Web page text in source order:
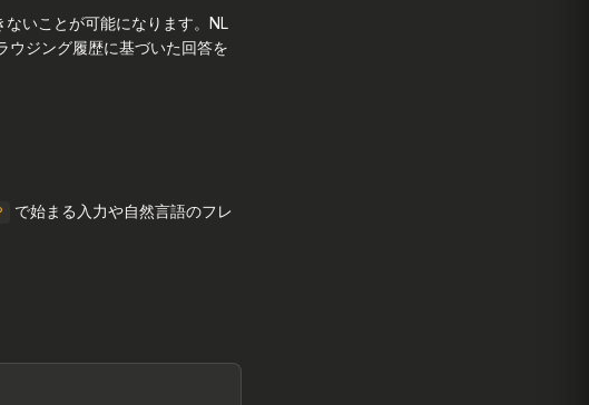
いことが可能になります。NL
ジング履歴に基づいた回答を
で始まる入力や自然言語のフレ